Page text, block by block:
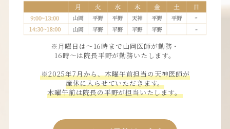
※月曜日は〜16時まで山岡医師が勤務・
16時〜は院長平野が勤務いたします。
※2025年7月から、木曜午前担当の天神医師が
産休に入らせていただきます。
木曜午前は院長の平野が担当いたします。